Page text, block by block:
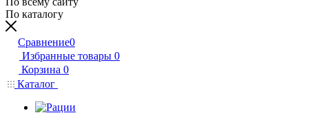
По каталогу
Сравнение0
Избранные товары 0
Корзина 0
Каталог